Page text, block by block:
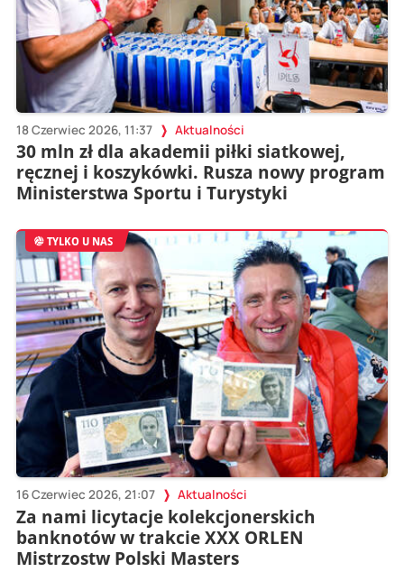
18 Czerwiec 2026, 11:37 Aktualności
30 mln zł dla akademii piłki siatkowej,
ręcznej i koszykówki. Rusza nowy program
Ministerstwa Sportu i Turystyki
TYLKO U NAS
16 Czerwiec 2026, 21:07 Aktualności
Za nami licytacje kolekcjonerskich
banknotów w trakcie XXX ORLEN
Mistrzostw Polski Masters